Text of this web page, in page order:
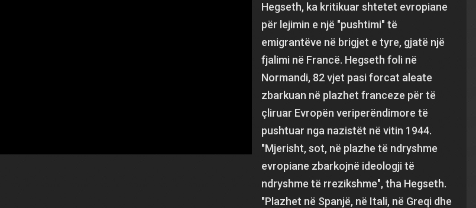
Hegseth, ka kritikuar shtetet evropiane
për lejimin e një "pushtimi" të
emigrantëve në brigjet e tyre, gjatë një
fjalimi në Francë. Hegseth foli në
Normandi, 82 vjet pasi forcat aleate
zbarkuan në plazhet franceze për të
çliruar Evropën veriperëndimore të
pushtuar nga nazistët në vitin 1944.
"Mjerisht, sot, në plazhe të ndryshme
evropiane zbarkojnë ideologji të
ndryshme të rrezikshme", tha Hegseth.
"Plazhet në Spanjë, në Itali, në Greqi dhe